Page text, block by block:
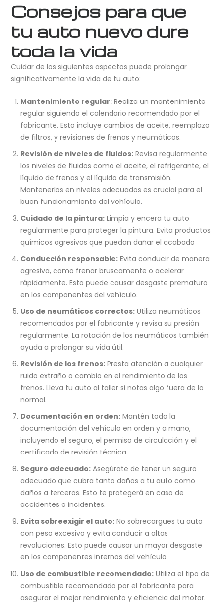
Consejos para que
tu auto nuevo dure
toda la vida
Cuidar de los siguientes aspectos puede prolongar
significativamente la vida de tu auto:
Mantenimiento regular:Realiza un mantenimiento
regular siguiendo el calendario recomendado por el
fabricante. Esto incluye cambios de aceite, reemplazo
de filtros, y revisiones de frenos y neumáticos.
Revisión de niveles de fluidos:Revisa regularmente
los niveles de fluidos como el aceite, el refrigerante, el
líquido de frenos y el líquido de transmisión.
Mantenerlos en niveles adecuados es crucial para el
buen funcionamiento del vehículo.
Cuidado de la pintura:Limpia y encera tu auto
regularmente para proteger la pintura. Evita productos
químicos agresivos que puedan dañar el acabado
Conducción responsable:Evita conducir de manera
agresiva, como frenar bruscamente o acelerar
rápidamente. Esto puede causar desgaste prematuro
en los componentes del vehículo.
Uso de neumáticos correctos:Utiliza neumáticos
recomendados por el fabricante y revisa su presión
regularmente. La rotación de los neumáticos también
ayuda a prolongar su vida útil.
Revisión de los frenos:Presta atención a cualquier
ruido extraño o cambio en el rendimiento de los
frenos. Lleva tu auto al taller si notas algo fuera de lo
normal.
Documentación en orden:Mantén toda la
documentación del vehículo en orden y a mano,
incluyendo el seguro, el permiso de circulación y el
certificado de revisión técnica.
Seguro adecuado:Asegúrate de tener un seguro
adecuado que cubra tanto daños a tu auto como
daños a terceros. Esto te protegerá en caso de
accidentes o incidentes.
Evita sobreexigir el auto:No sobrecargues tu auto
con peso excesivo y evita conducir a altas
revoluciones. Esto puede causar un mayor desgaste
en los componentes internos del vehículo.
Uso de combustible recomendado:Utiliza el tipo de
combustible recomendado por el fabricante para
asegurar el mejor rendimiento y eficiencia del motor.